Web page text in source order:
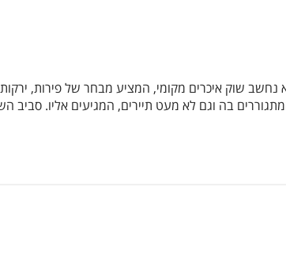
נחשב שוק איכרים מקומי, המציע מבחר של פירות,
בה וגם לא מעט תיירים, המגיעים אליו. סביב